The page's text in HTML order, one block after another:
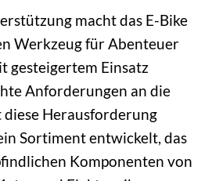
macht das E-Bike
Werkzeug für Abenteuer
gesteigertem Einsatz
Anforderungen an die
diese Herausforderung
Sortiment entwickelt, das
Komponenten von